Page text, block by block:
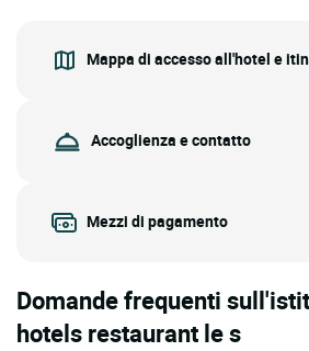
Mappa di accesso all'hotel e
Accoglienza e contatto
Mezzi di pagamento
Domande frequenti
hotels restaurant le s